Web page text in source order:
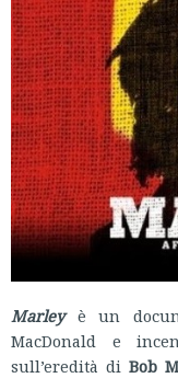
Marleyè un
MacDonald e
sull’eredità diBob